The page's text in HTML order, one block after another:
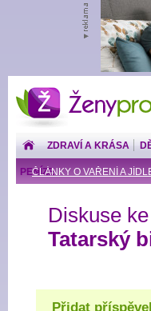
ZDRAVÍ A KRÁSA
ČLÁNKY O VAŘENÍ A
PENÍZE
Diskuse
Tatarský
Přidat